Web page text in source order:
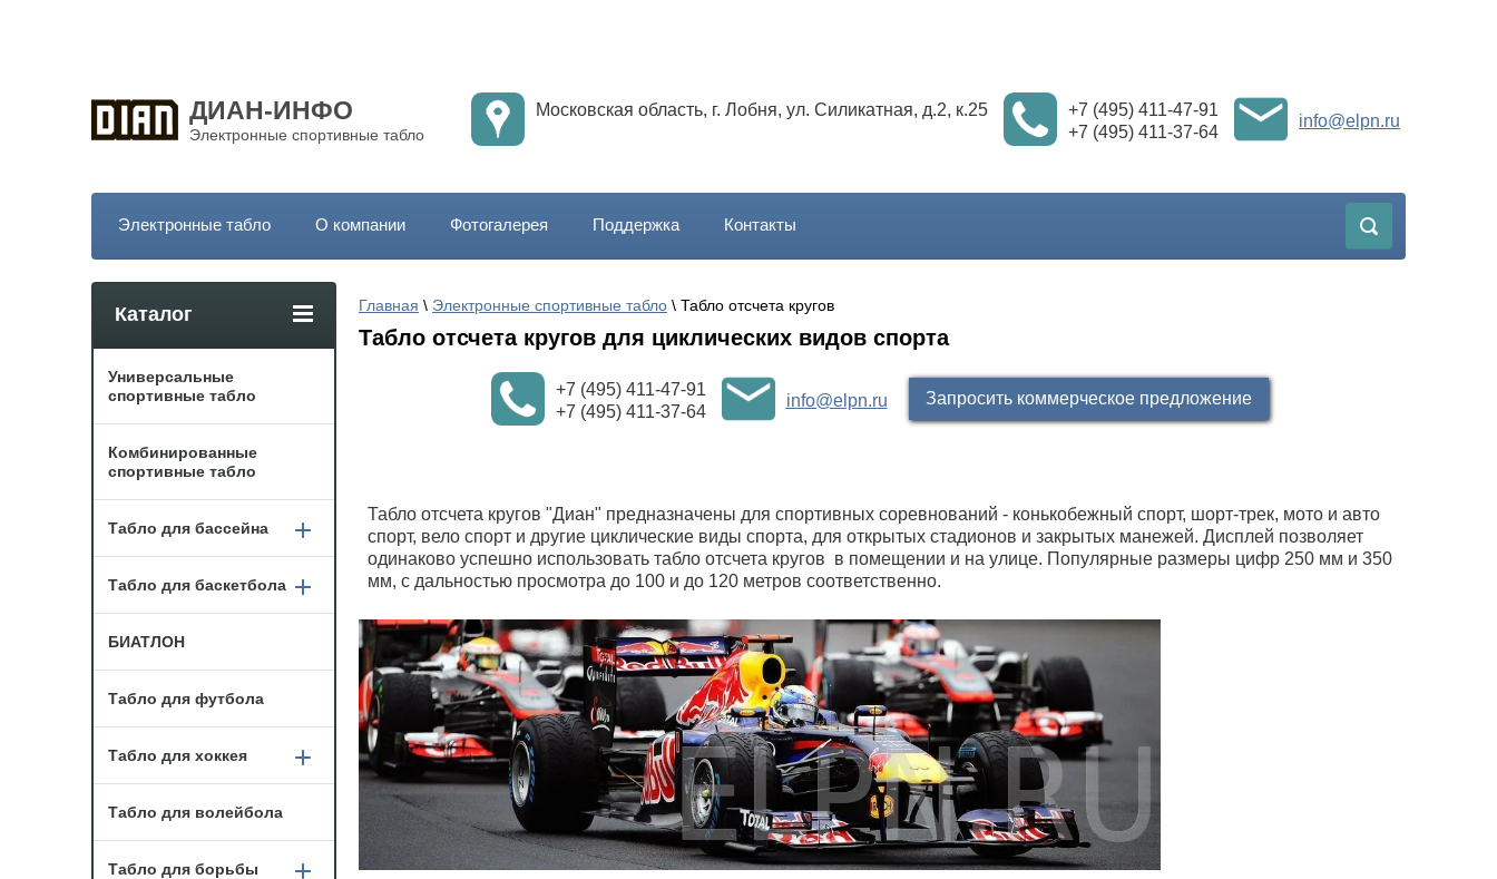
ДИАН-ИНФО
Электронные спортивные табло
Московская область, г. Лобня, ул. Силикатная, д.2, к.25
+7 (495) 411-47-91
+7 (495) 411-37-64
info@elpn.ru
Электронные табло О компании Фотогалерея Поддержка Контакты
Главная \ Электронные спортивные табло \ Табло отсчета кругов
Табло отсчета кругов для циклических видов спорта
+7 (495) 411-47-91
+7 (495) 411-37-64
info@elpn.ru Запросить коммерческое предложение
Табло отсчета кругов "Диан" предназначены для спортивных соревнований - конькобежный спорт, шорт-трек, мото и авто
спорт, вело спорт и другие циклические виды спорта, для открытых стадионов и закрытых манежей. Дисплей позволяет
одинаково успешно использовать табло отсчета кругов в помещении и на улице. Популярные размеры цифр 250 мм и 350
мм, с дальностью просмотра до 100 и до 120 метров соответственно.
Каталог
Универсальные
спортивные табло
Комбинированные
спортивные табло
Табло для бассейна
Табло для баскетбола
БИАТЛОН
Табло для футбола
Табло для хоккея
Табло для волейбола
Табло для борьбы